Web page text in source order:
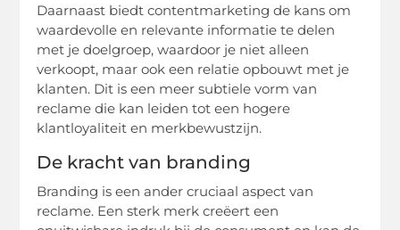
Daarnaast biedt contentmarketing de kans om
waardevolle en relevante informatie te delen
met je doelgroep, waardoor je niet alleen
verkoopt, maar ook een relatie opbouwt met je
klanten. Dit is een meer subtiele vorm van
reclame die kan leiden tot een hogere
klantloyaliteit en merkbewustzijn.
De kracht van branding
Branding is een ander cruciaal aspect van
reclame. Een sterk merk creëert een